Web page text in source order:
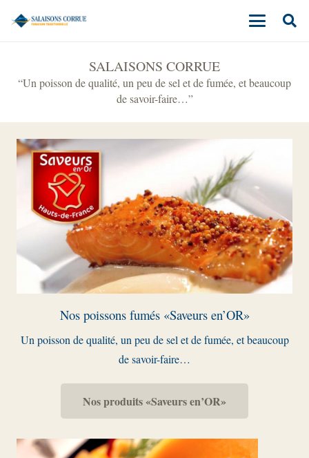
SALAISONS CORRUE
“Un poisson de qualité, un peu de sel et de fumée, et beaucoup
de savoir-faire…”
Nos poissons fumés «Saveurs en’OR»
Un poisson de qualité, un peu de sel et de fumée, et beaucoup
de savoir-faire…
Nos produits «Saveurs en’OR»